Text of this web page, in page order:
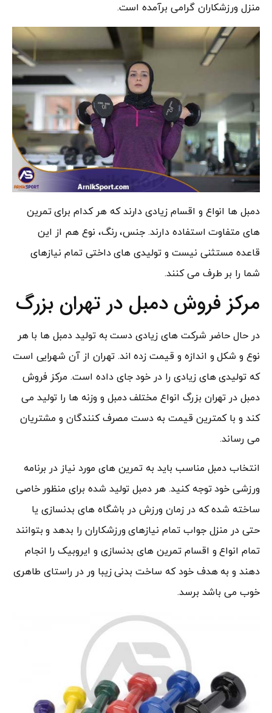
منزل ورزشکاران گرامی برآمده است.
دمبل ها انواع و اقسام زیادی دارند که هر کدام برای تمرین
های متفاوت استفاده دارند. جنس، رنگ، نوع هم از این
قاعده مستثنی نیست و تولیدی های داختی تمام نیازهای
شما را بر طرف می کنند.
مرکز فروش دمبل در تهران بزرگ
در حال حاضر شرکت های زیادی دست به تولید دمبل ها با هر
نوع و شکل و اندازه و قیمت زده اند. تهران از آن شهرایی است
که تولیدی های زیادی را در خود جای داده است. مرکز فروش
دمبل در تهران بزرگ انواع مختلف دمبل و وزنه ها را تولید می
کند و با کمترین قیمت به دست مصرف کنندگان و مشتریان
می رساند.
انتخاب دمبل مناسب باید به تمرین های مورد نیاز در برنامه
ورزشی خود توجه کنید. هر دمبل تولید شده برای منظور خاصی
ساخته شده که در زمان ورزش در باشگاه های بدنسازی یا
حتی در منزل جواب تمام نیازهای ورزشکاران را بدهد و بتوانند
تمام انواع و اقسام تمرین های بدنسازی و ایروبیک را انجام
دهند و به هدف خود که ساخت بدنی زیبا ور در راستای طاهری
خوب می باشد برسد.